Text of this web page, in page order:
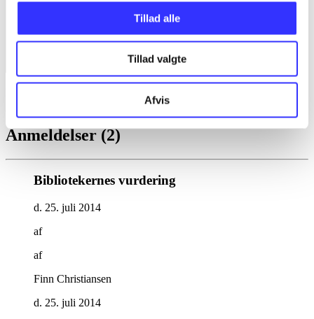
Tillad alle
Tillad valgte
Afvis
Anmeldelser (2)
Bibliotekernes vurdering
d. 25. juli 2014
af
af
Finn Christiansen
d. 25. juli 2014